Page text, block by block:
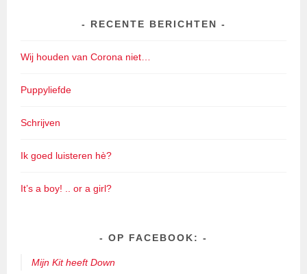
RECENTE BERICHTEN
Wij houden van Corona niet…
Puppyliefde
Schrijven
Ik goed luisteren hè?
It’s a boy! .. or a girl?
OP FACEBOOK:
Mijn Kit heeft Down